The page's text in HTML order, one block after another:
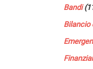
Bandi
Bilancio